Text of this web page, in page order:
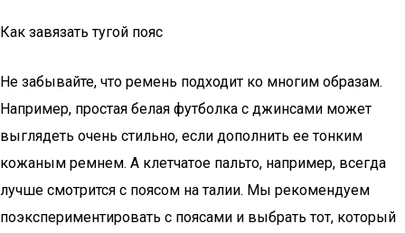
Как завязать тугой пояс
Не забывайте, что ремень подходит ко многим образам.
Например, простая белая футболка с джинсами может
выглядеть очень стильно, если дополнить ее тонким
кожаным ремнем. А клетчатое пальто, например, всегда
лучше смотрится с поясом на талии. Мы рекомендуем
поэкспериментировать с поясами и выбрать тот, который